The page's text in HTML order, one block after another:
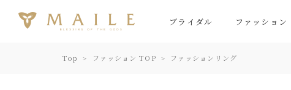
ブライダル ファッション
Top ファッション TOP ファッションリング